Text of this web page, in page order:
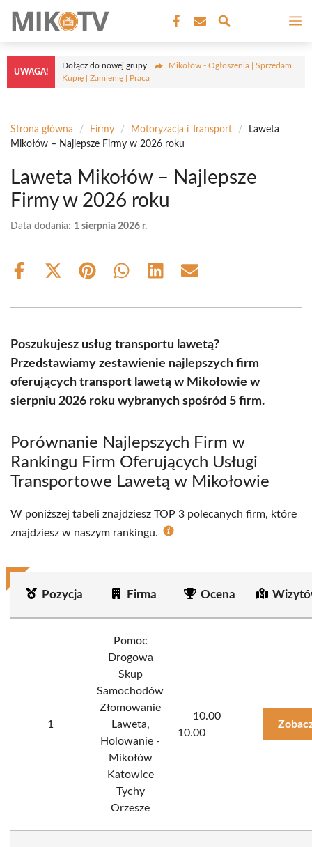
treści
UWAGA!
Dołącz do nowej grupy
Mikołów - Ogłoszenia | Sprzedam |
Kupię | Zamienię | Praca
Strona główna / Firmy / Motoryzacja i Transport /
Laweta
Mikołów – Najlepsze Firmy w 2026 roku
Laweta Mikołów – Najlepsze
Firmy w 2026 roku
Data dodania: 1 sierpnia 2026 r.
Share
Share
(Twitter)
Share Share Share Share
Poszukujesz usług transportu lawetą?
Przedstawiamy zestawienie najlepszych firm
oferujących transport lawetą w Mikołowie w
sierpniu 2026 roku wybranych spośród 5 firm.
Porównanie Najlepszych Firm w
Rankingu Firm Oferujących Usługi
Transportowe Lawetą w Mikołowie
W poniższej tabeli znajdziesz TOP 3 polecanych firm, które
znajdziesz w naszym rankingu.
Pozycja Firma Ocena
1
Pomoc
Drogowa
Skup
Samochodów
Złomowanie
Laweta,
Holowanie -
Mikołów
Katowice
Tychy
Orzesze
10.00
10.00